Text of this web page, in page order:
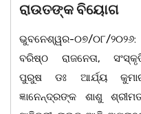
ବିୟୋଗ
୦୭/୦୮/୨୦୨୬:
ରାଜନେତା, ସଂସ୍କୃତି
ଡଃ ଆର୍ଯ୍ୟ କୁମାର
ଶାଶୁ ଶ୍ରୀମତୀ